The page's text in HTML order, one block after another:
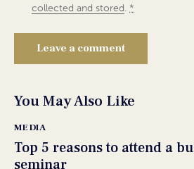
collected and stored. *
You May Also Like
MEDIA
Top 5 reasons to attend a
seminar